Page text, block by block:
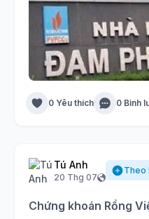
0 Yêu thích 0 Bình
Tú Anh
20 Thg 07
Theo
Chứng khoán Rồng